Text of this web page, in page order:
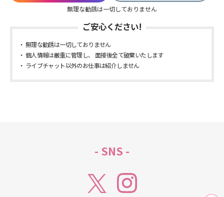
無理な勧誘は一切しておりません
ご安心ください!
無理な勧誘は一切しておりません
個人情報は厳重に管理し、 面接後全て破棄いたします
ライブチャット以外のお仕事は紹介しません
- SNS -